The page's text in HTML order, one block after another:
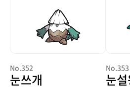
No.352
눈쓰개
No.353
눈